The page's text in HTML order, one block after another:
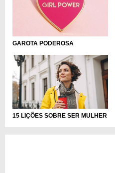
GAROTA PODEROSA
15 LIÇÕES SOBRE SER MULHER